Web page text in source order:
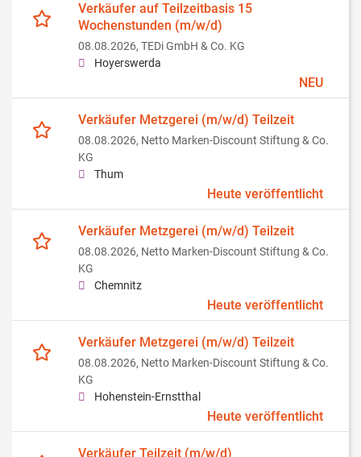
Verkäufer auf Teilzeitbasis 15
Wochenstunden (m/w/d)
08.08.2026, TEDi GmbH & Co. KG
Hoyerswerda
NEU
Verkäufer Metzgerei (m/w/d) Teilzeit
08.08.2026, Netto Marken-Discount Stiftung & Co.
KG
Thum
Heute veröffentlicht
Verkäufer Metzgerei (m/w/d) Teilzeit
08.08.2026, Netto Marken-Discount Stiftung & Co.
KG
Chemnitz
Heute veröffentlicht
Verkäufer Metzgerei (m/w/d) Teilzeit
08.08.2026, Netto Marken-Discount Stiftung & Co.
KG
Hohenstein-Ernstthal
Heute veröffentlicht
Verkäufer Teilzeit (m/w/d)